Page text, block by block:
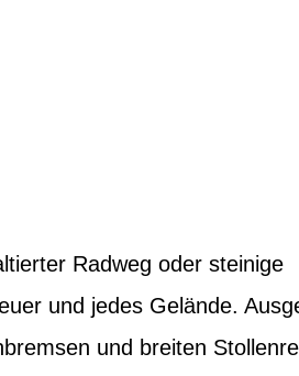
Radweg oder steinige
und jedes Gelände.
und breiten